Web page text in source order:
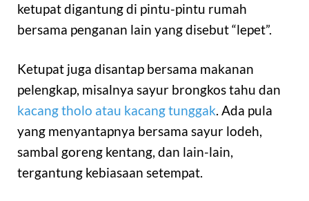
ketupat digantung di pintu-pintu rumah
bersama penganan lain yang disebut “lepet”.
Ketupat juga disantap bersama makanan
pelengkap, misalnya sayur brongkos tahu dan
kacang tholo atau kacang tunggak. Ada pula
yang menyantapnya bersama sayur lodeh,
sambal goreng kentang, dan lain-lain,
tergantung kebiasaan setempat.